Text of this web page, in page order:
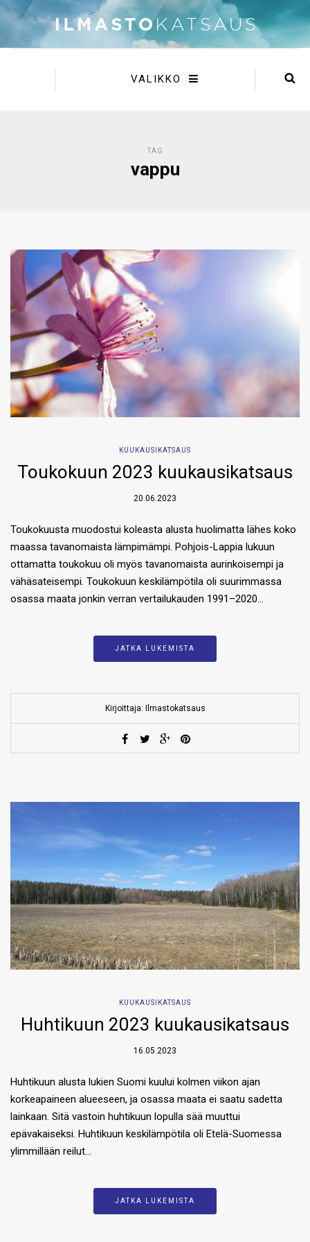
VALIKKO
TAG
vappu
KUUKAUSIKATSAUS
Toukokuun 2023 kuukausikatsaus
20.06.2023
Toukokuusta muodostui koleasta alusta huolimatta lähes koko
maassa tavanomaista lämpimämpi. Pohjois-Lappia lukuun
ottamatta toukokuu oli myös tavanomaista aurinkoisempi ja
vähäsateisempi. Toukokuun keskilämpötila oli suurimmassa
osassa maata jonkin verran vertailukauden 1991–2020…
JATKA LUKEMISTA
Kirjoittaja: Ilmastokatsaus
KUUKAUSIKATSAUS
Huhtikuun 2023 kuukausikatsaus
16.05.2023
Huhtikuun alusta lukien Suomi kuului kolmen viikon ajan
korkeapaineen alueeseen, ja osassa maata ei saatu sadetta
lainkaan. Sitä vastoin huhtikuun lopulla sää muuttui
epävakaiseksi. Huhtikuun keskilämpötila oli Etelä-Suomessa
ylimmillään reilut…
JATKA LUKEMISTA